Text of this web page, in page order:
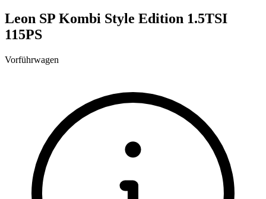
Leon SP Kombi Style Edition 1.5TSI
115PS
Vorführwagen